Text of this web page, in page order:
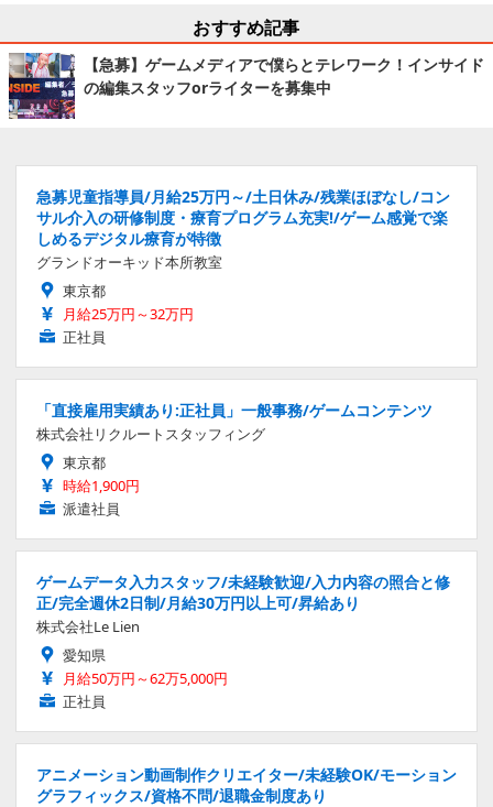
おすすめ記事
【急募】ゲームメディアで僕らとテレワーク！インサイド
の編集スタッフorライターを募集中
急募児童指導員/月給25万円～/土日休み/残業ほぼなし/コン
サル介入の研修制度・療育プログラム充実!/ゲーム感覚で楽
しめるデジタル療育が特徴
グランドオーキッド本所教室
東京都
月給25万円～32万円
正社員
「直接雇用実績あり:正社員」一般事務/ゲームコンテンツ
株式会社リクルートスタッフィング
東京都
時給1,900円
派遣社員
ゲームデータ入力スタッフ/未経験歓迎/入力内容の照合と修
正/完全週休2日制/月給30万円以上可/昇給あり
株式会社Le Lien
愛知県
月給50万円～62万5,000円
正社員
アニメーション動画制作クリエイター/未経験OK/モーション
グラフィックス/資格不問/退職金制度あり